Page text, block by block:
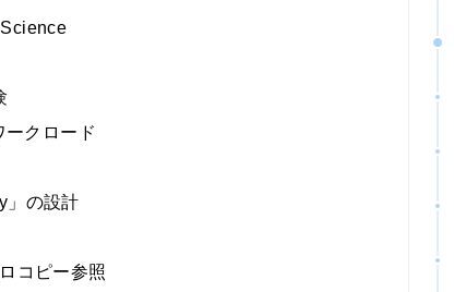
ークロード
」の設計
コピー参照